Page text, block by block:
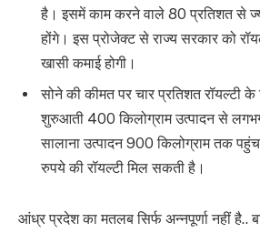
है। इसमें काम करने वाले 80 प्रतिशत से
होंगे। इस प्रोजेक्ट से राज्य सरकार को
खासी कमाई होगी।
सोने की कीमत पर चार प्रतिशत रॉयल्टी
शुरुआती 400 किलोग्राम उत्पादन से
सालाना उत्पादन 900 किलोग्राम तक
रुपये की रॉयल्टी मिल सकती है।
आंध्र प्रदेश का मतलब सिर्फ अन्नपूर्णा नहीं है..